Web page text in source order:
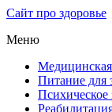
Сайт про здоровье
Меню
Медицинская
Питание для
Психическое